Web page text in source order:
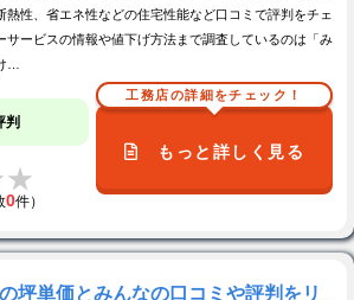
熱性、省エネ性などの住宅性能など口コミで評判をチェ
サービスの情報や値下げ方法まで調査しているのは「み
…
判
0件）
工務店の詳細をチェック！
もっと詳しく見る
坪単価とみんなの口コミや評判をリ